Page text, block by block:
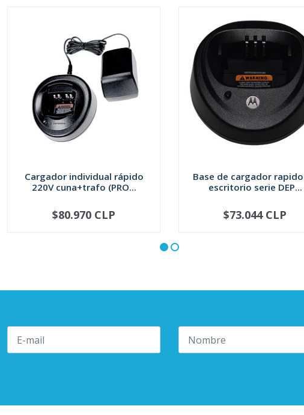
Cargador individual rápido
220V cuna+trafo (PRO...
+
$80.970 CLP
Base de cargador
escritorio serie DEP...
+
$73.044 CLP